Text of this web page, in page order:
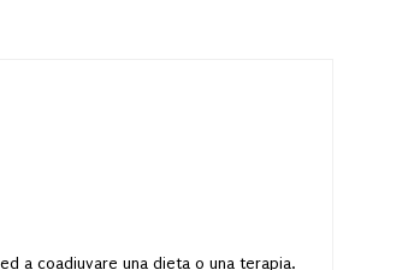
a coadiuvare una dieta o una terapia.